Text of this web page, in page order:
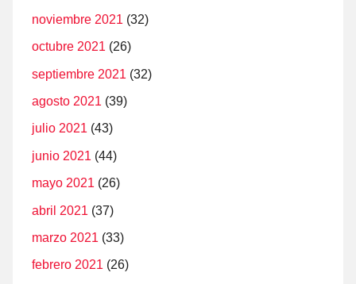
noviembre 2021 (32)
octubre 2021 (26)
septiembre 2021 (32)
agosto 2021 (39)
julio 2021 (43)
junio 2021 (44)
mayo 2021 (26)
abril 2021 (37)
marzo 2021 (33)
febrero 2021 (26)